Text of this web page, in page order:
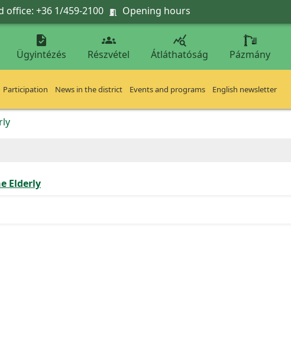
office: +36 1/459-2100  Opening hours

Ügyintézés

Részvétel

Átláthatóság Pázmány
Participation News in the district Events and programs English newsletter
Elderly